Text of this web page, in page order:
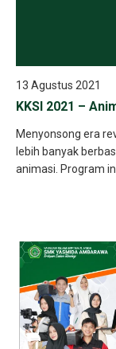
13 Agustus 2021
KKSI 2021 –
Menyonsong era
lebih banyak
animasi. Program